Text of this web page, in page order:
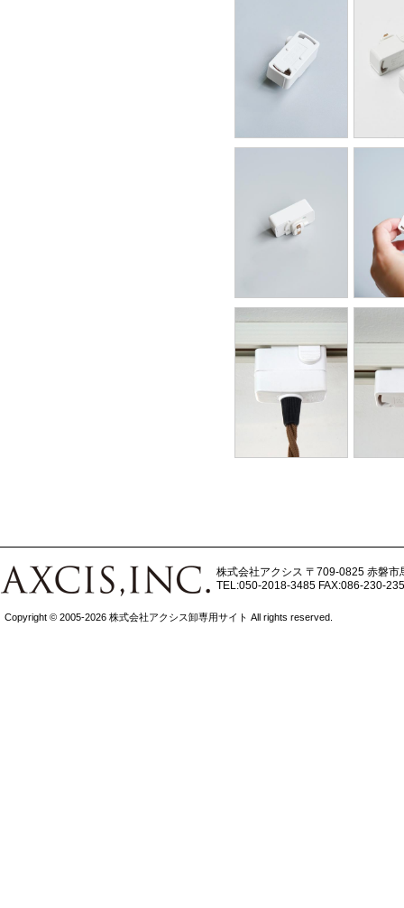
株式会社アクシス 〒709-0825 赤磐市
TEL:050-2018-3485 FAX:086-230-
Copyright © 2005-2026 株式会社アクシス卸専用サイト All rights reserved.